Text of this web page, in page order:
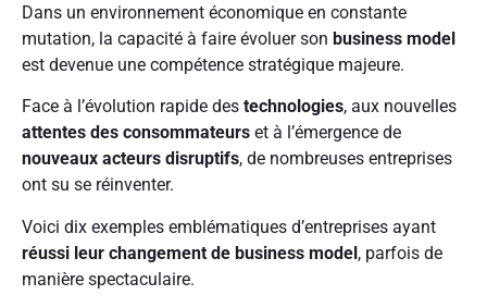
Dans un environnement économique en constante
mutation, la capacité à faire évoluer son business model
est devenue une compétence stratégique majeure.
Face à l’évolution rapide des technologies, aux nouvelles
attentes des consommateurs et à l’émergence de
nouveaux acteurs disruptifs, de nombreuses entreprises
ont su se réinventer.
Voici dix exemples emblématiques d’entreprises ayant
réussi leur changement de business model, parfois de
manière spectaculaire.